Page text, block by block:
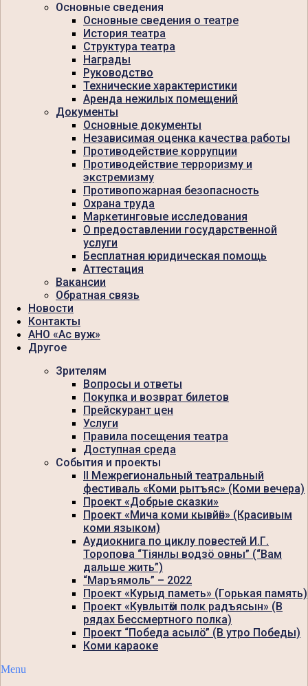
Основные сведения
Основные сведения о театре
История театра
Структура театра
Награды
Руководство
Технические характеристики
Аренда нежилых помещений
Документы
Основные документы
Независимая оценка качества работы
Противодействие коррупции
Противодействие терроризму и
экстремизму
Противопожарная безопасность
Охрана труда
Маркетинговые исследования
О предоставлении государственной
услуги
Бесплатная юридическая помощь
Аттестация
Вакансии
Обратная связь
Новости
Контакты
АНО «Ас вуж»
Другое
Зрителям
Вопросы и ответы
Покупка и возврат билетов
Прейскурант цен
Услуги
Правила посещения театра
Доступная среда
События и проекты
II Межрегиональный театральный
фестиваль «Коми рытъяс» (Коми вечера)
Проект «Добрые сказки»
Проект «Мича коми кывйӧн» (Красивым
коми языком)
Аудиокнига по циклу повестей И.Г.
Торопова “Тiянлы водзö овны” (“Вам
дальше жить”)
“Маръямоль” – 2022
Проект «Курыд паметь» (Горькая память)
Проект «Кувлытӧм полк радъясын» (В
рядах Бессмертного полка)
Проект “Победа асылö” (В утро Победы)
Коми караоке
Menu